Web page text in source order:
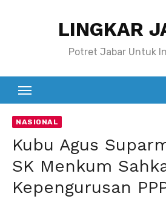
LINGKAR
Potret Jabar Untuk
NASIONAL
Kubu Agus
SK Menkum
Kepengurusan